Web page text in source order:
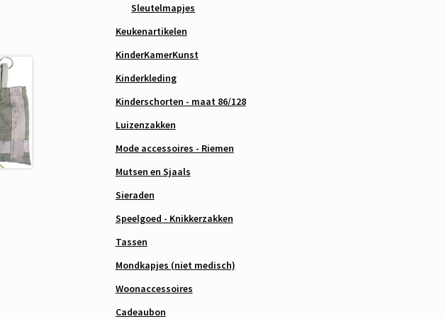
Sleutelmapjes
Keukenartikelen
KinderKamerKunst
Kinderkleding
Kinderschorten - maat 86/128
Luizenzakken
Mode accessoires - Riemen
Mutsen en Sjaals
Sieraden
Speelgoed - Knikkerzakken
Tassen
Mondkapjes (niet medisch)
Woonaccessoires
Cadeaubon